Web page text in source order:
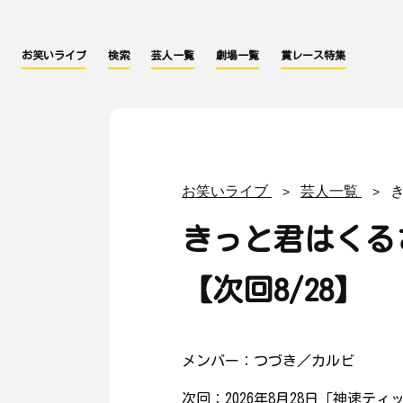
お笑いライブ 検索 芸人一覧 劇場一覧 賞レース特集
お笑いライブ 芸人一覧
きっと君はく
【次回8/28】
メンバー：つづき／カルビ
次回：2026年8月28日「神速ティ